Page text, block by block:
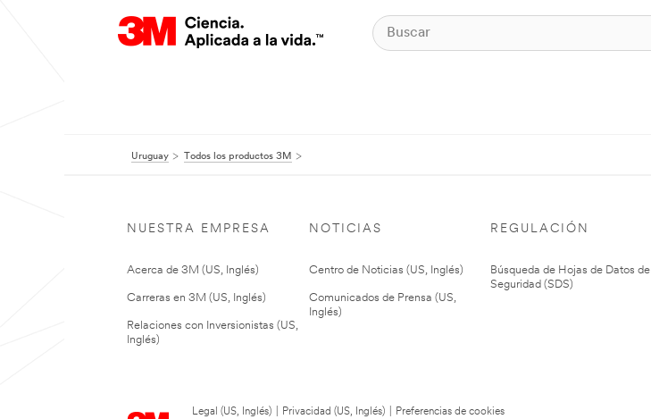
Uruguay Todos los productos 3M
NUESTRA EMPRESA
Acerca de 3M (US, Inglés)
Carreras en 3M (US, Inglés)
Relaciones con Inversionistas (US,
Inglés)
NOTICIAS
Centro de Noticias (US, Inglés)
Comunicados de Prensa (US,
Inglés)
REGULACIÓN
Búsqueda de Hojas de Datos de
Seguridad (SDS)
Legal (US, Inglés) Privacidad (US, Inglés)
Preferencias de cookies